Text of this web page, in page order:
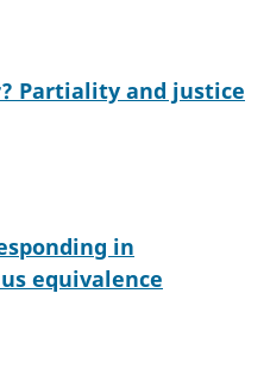
Partiality and justice
in
equivalence